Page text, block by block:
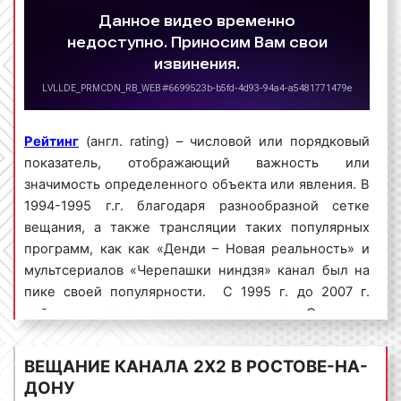
2) По содержанию:
ролики-презентации;
репортажи;
спонсор-показа.
3) По наличию движения:
статичные заставки;
слайд-шоу;
игровые ролики.
Зачастую, клиенты нашего рекламного
агентства спрашивают: «Какой вид рекламного
ролика необходимо использовать для
СТС
Ролик на
канале
Дону
канале
Ростов-на-
Дону
ПЯТЫЙ
КАНАЛ
Ролик на
канале
1
Ростов-на-
Дону
РОССИЯ 24
Ролик на
1
Рейтинг (англ. rating) – числовой или порядковый
показатель, отображающий важность или
значимость определенного объекта или явления. В
1994-1995 г.г. благодаря разнообразной сетке
вещания, а также трансляции таких популярных
программ, как как «Денди – Новая реальность» и
мультсериалов «Черепашки ниндзя» канал был на
пике своей популярности. С 1995 г. до 2007 г.
рейтинги канала неуклонно снижались. Однако в
2007 г. на канале был проведен ребрендинг:
произошла смена руководства и штата, было
проведено изменение логотипа и графического
ВЕЩАНИЕ КАНАЛА 2Х2 В РОСТОВЕ-НА-
ДОНУ